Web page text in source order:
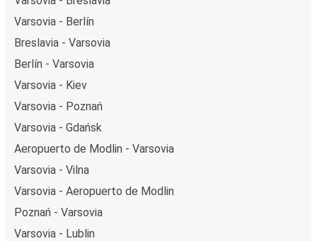
Varsovia - Berlín
Breslavia - Varsovia
Berlín - Varsovia
Varsovia - Kiev
Varsovia - Poznań
Varsovia - Gdańsk
Aeropuerto de Modlin - Varsovia
Varsovia - Vilna
Varsovia - Aeropuerto de Modlin
Poznań - Varsovia
Varsovia - Lublin